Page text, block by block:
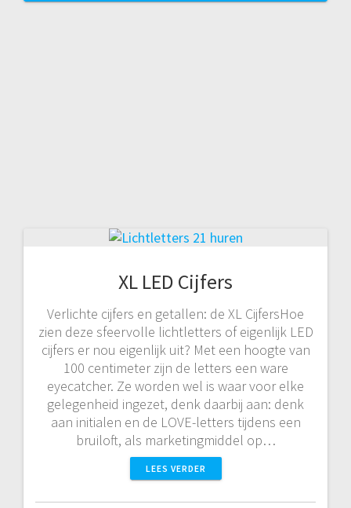
XL LED Cijfers
Verlichte cijfers en getallen: de XL CijfersHoe
zien deze sfeervolle lichtletters of eigenlijk LED
cijfers er nou eigenlijk uit? Met een hoogte van
100 centimeter zijn de letters een ware
eyecatcher. Ze worden wel is waar voor elke
gelegenheid ingezet, denk daarbij aan: denk
aan initialen en de LOVE-letters tijdens een
bruiloft, als marketingmiddel op…
LEES VERDER